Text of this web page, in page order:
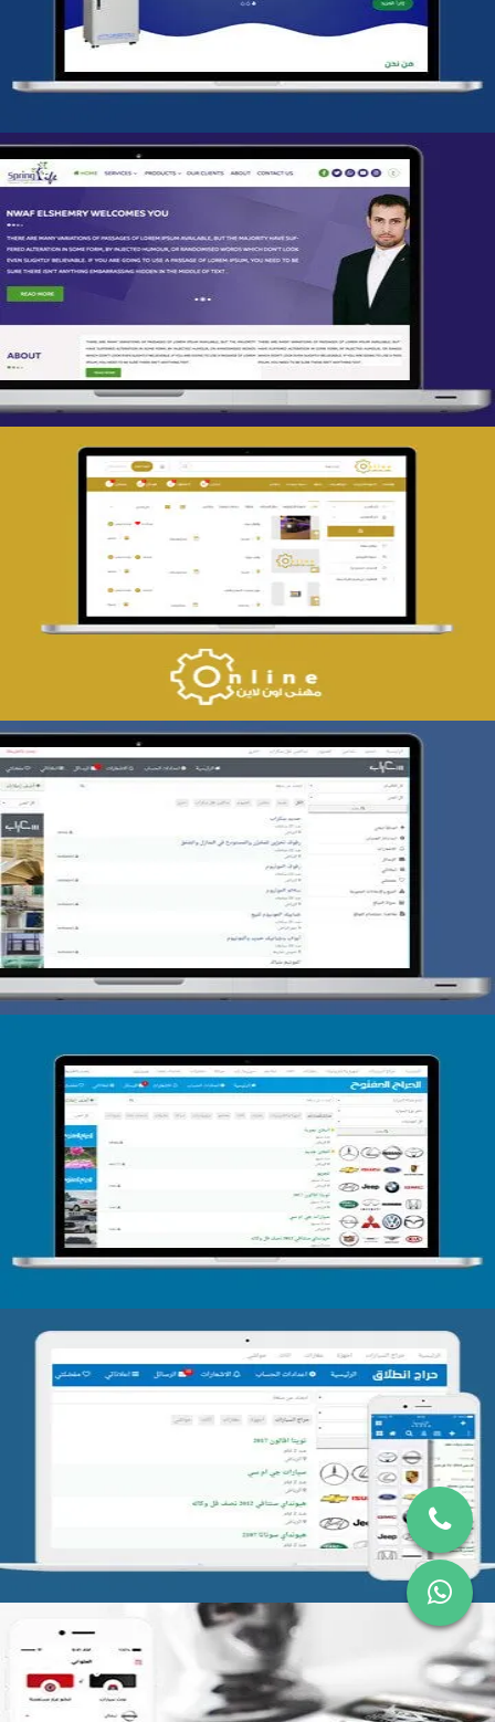
التفاصيل
تصميم spring life
تصميم حراج مهنى
التفاصيل
تصميم حراج سكراب
التفاصيل
تصميم الحراج الدولى
تصميم موقع حراج